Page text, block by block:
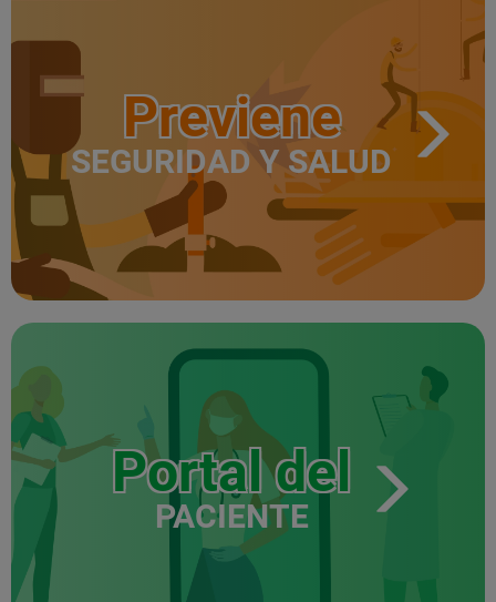
Previene
SEGURIDAD Y SALUD
Portal del
PACIENTE